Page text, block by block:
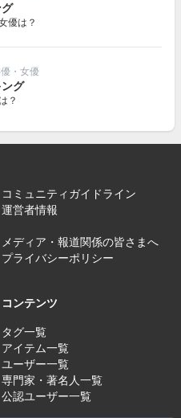
優は？
・女優
グ
？
コミュニティガイドライン
運営者情報
メディア・報道関係の皆さまへ
プライバシーポリシー
コンテンツ
タグ一覧
アイテム一覧
ユーザー一覧
専門家・著名人一覧
公認ユーザー一覧